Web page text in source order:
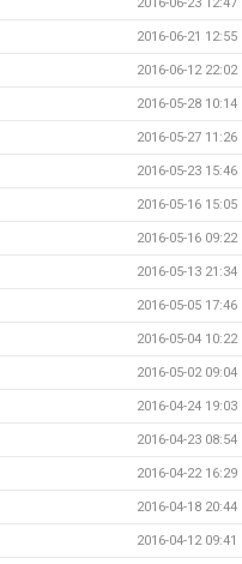
2016-06-21 12:55
2016-06-12 22:02
2016-05-28 10:14
2016-05-27 11:26
2016-05-23 15:46
2016-05-16 15:05
2016-05-16 09:22
2016-05-13 21:34
2016-05-05 17:46
2016-05-04 10:22
2016-05-02 09:04
2016-04-24 19:03
2016-04-23 08:54
2016-04-22 16:29
2016-04-18 20:44
2016-04-12 09:41